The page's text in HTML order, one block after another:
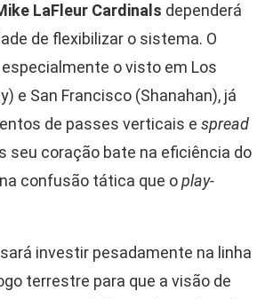
LaFleur Cardinals dependerá
de flexibilizar o sistema. O
especialmente o visto em Los
e San Francisco (Shanahan), já
de passes verticais e spread
seu coração bate na eficiência do
confusão tática que oplay-
investir pesadamente na linha
terrestre para que a visão de